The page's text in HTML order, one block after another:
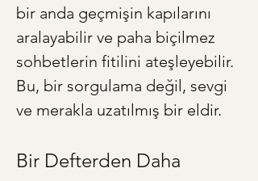
bir anda geçmişin kapılarını
aralayabilir ve paha biçilmez
sohbetlerin fitilini ateşleyebilir.
Bu, bir sorgulama değil, sevgi
ve merakla uzatılmış bir eldir.
Bir Defterden Daha